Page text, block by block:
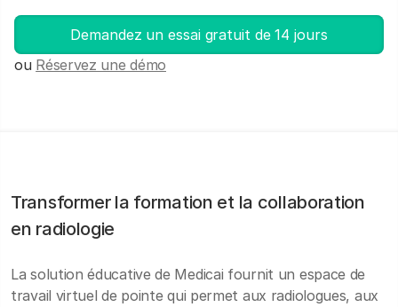
Demandez un essai gratuit de 14 jours
ou Réservez une démo
Transformer la formation et la collaboration
en radiologie
La solution éducative de Medicai fournit un espace de
travail virtuel de pointe qui permet aux radiologues, aux